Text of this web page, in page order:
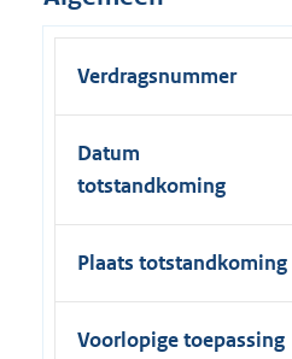
Verdragsnummer
Datum
totstandkoming
Plaats totstandkoming
Voorlopige toepassing